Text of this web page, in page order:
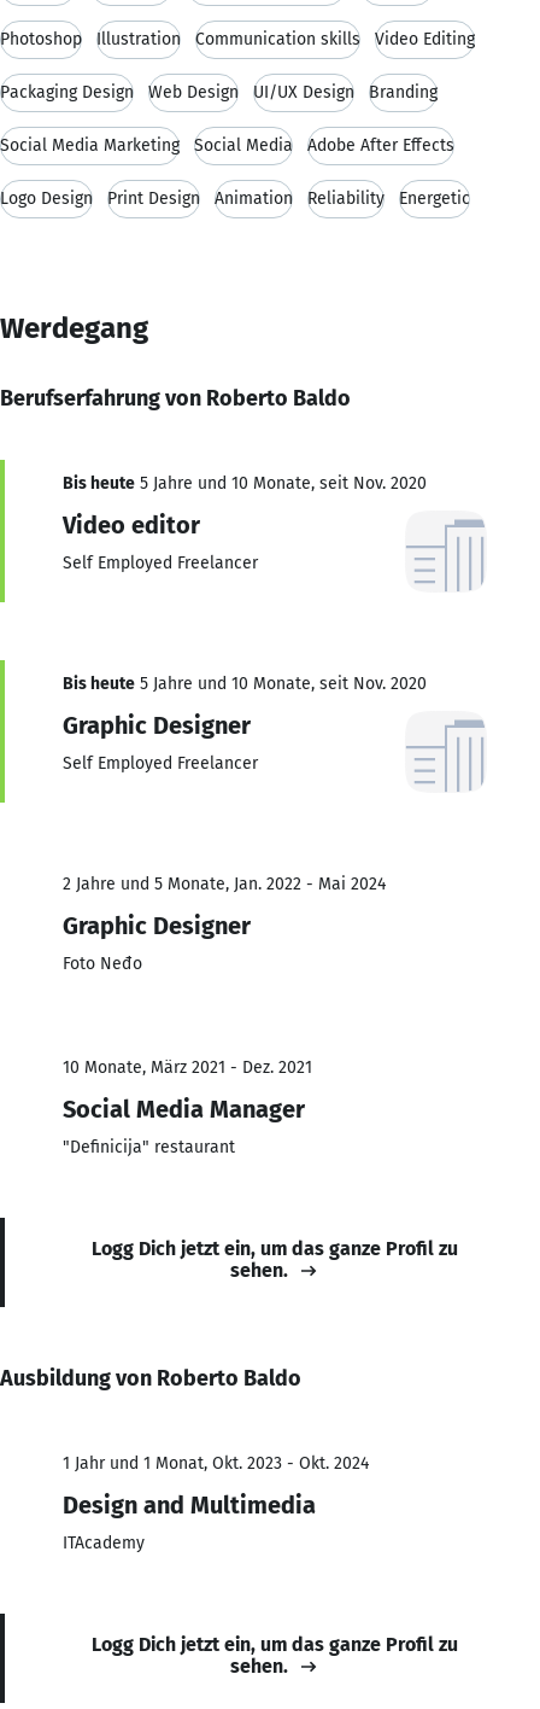
Photoshop Illustration Communication skills Video Editing
Packaging Design Web Design UI/UX Design Branding
Social Media Marketing Social Media Adobe After Effects
Logo Design Print Design Animation Reliability Energetic
Werdegang
Berufserfahrung von Roberto Baldo
Bis heute 5 Jahre und 10 Monate, seit Nov. 2020
Video editor
Self Employed Freelancer
Bis heute 5 Jahre und 10 Monate, seit Nov. 2020
Graphic Designer
Self Employed Freelancer
2 Jahre und 5 Monate, Jan. 2022 - Mai 2024
Graphic Designer
Foto Neđo
10 Monate, März 2021 - Dez. 2021
Social Media Manager
"Definicija" restaurant
Logg Dich jetzt ein, um das ganze Profil zu
sehen.
Ausbildung von Roberto Baldo
1 Jahr und 1 Monat, Okt. 2023 - Okt. 2024
Design and Multimedia
ITAcademy
Logg Dich jetzt ein, um das ganze Profil zu
sehen.